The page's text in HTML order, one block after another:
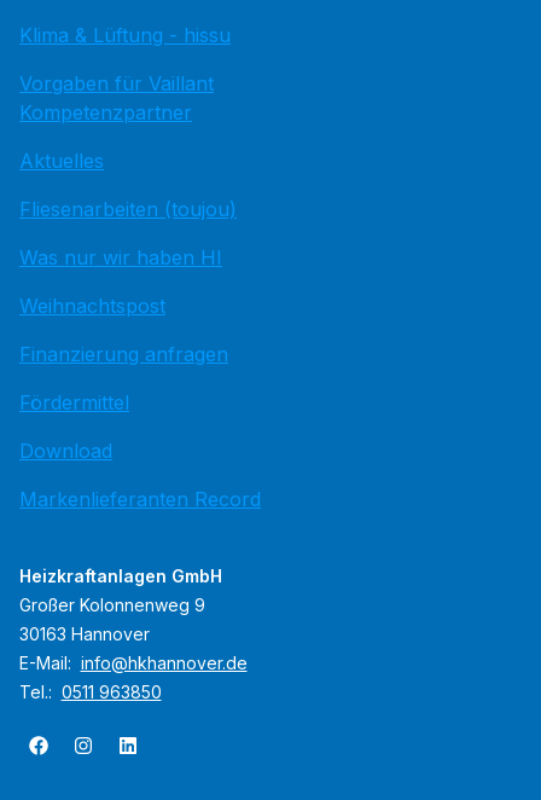
Klima & Lüftung - hissu
Vorgaben für Vaillant
Kompetenzpartner
Aktuelles
Fliesenarbeiten (toujou)
Was nur wir haben HI
Weihnachtspost
Finanzierung anfragen
Fördermittel
Download
Markenlieferanten Record
Heizkraftanlagen GmbH
Großer Kolonnenweg 9
30163 Hannover
E-Mail: info@hkhannover.de
Tel.: 0511 963850